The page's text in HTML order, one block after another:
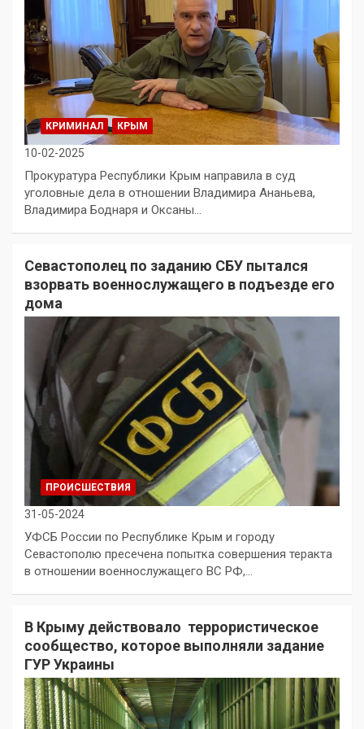
КРИМИНАЛ КРЫМ
10-02-2025
Прокуратура Республики Крым направила в суд
уголовные дела в отношении Владимира Ананьева,
Владимира Боднаря и Оксаны…
Севастополец по заданию СБУ пытался
взорвать военнослужащего в подъезде его
дома
ПРОИСШЕСТВИЯ
31-05-2024
УФСБ России по Республике Крым и городу
Севастополю пресечена попытка совершения теракта
в отношении военнослужащего ВС РФ,…
В Крыму действовало террористическое
сообщество, которое выполняли задание
ГУР Украины